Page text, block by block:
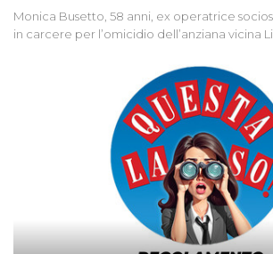
Monica Busetto, 58 anni, ex operatrice
in carcere per l’omicidio dell’anziana vicina
minuscola su una collanina, Monica si
2015 un’altra donna confessa lo stesso
colpevoli per un solo omicidio: errore